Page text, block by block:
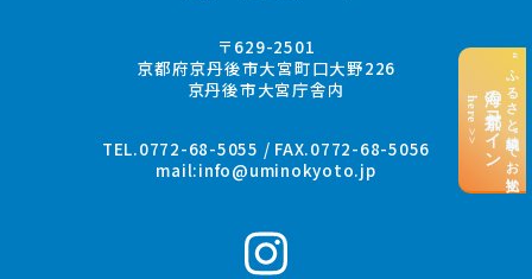
“ふるさと納税”でお支払い
海の京都コイン
here >>
〒629-2501
京都府京丹後市大宮町口大野226
京丹後市大宮庁舎内
TEL.0772-68-5055 / FAX.0772-68-5056
mail:info@uminokyoto.jp